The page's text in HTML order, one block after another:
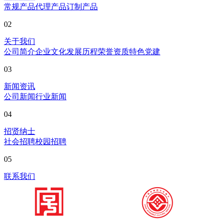
常规产品代理产品订制产品
02
关于我们
公司简介企业文化发展历程荣誉资质特色党建
03
新闻资讯
公司新闻行业新闻
04
招贤纳士
社会招聘校园招聘
05
联系我们